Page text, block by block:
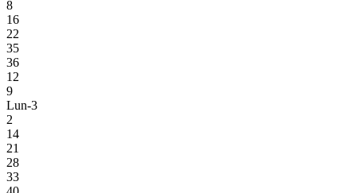
8
16
22
35
36
12
9
Lun-3
2
14
21
28
33